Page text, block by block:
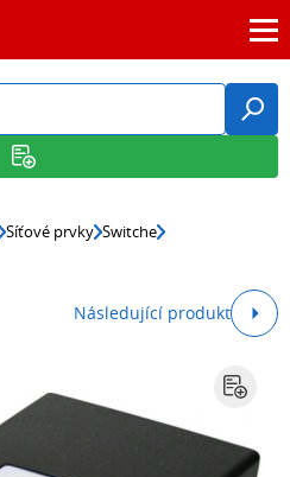
Síťové prvky Switche
Následující produkt